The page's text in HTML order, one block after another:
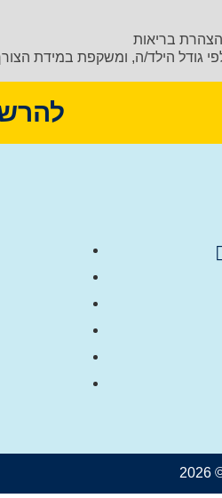
בריאות
גודל הילד/ה, ומשקפת במידת